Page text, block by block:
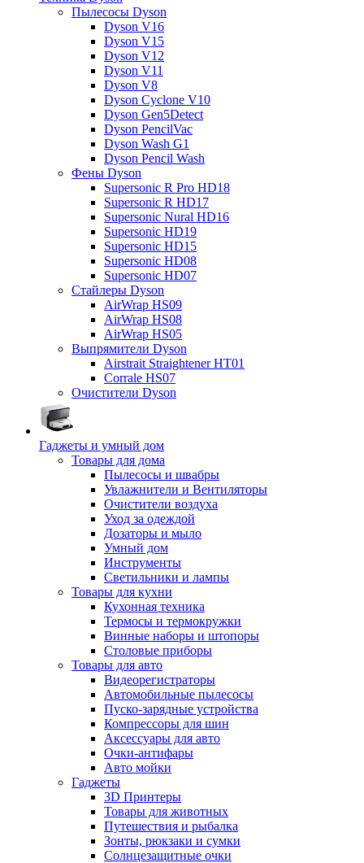
Пылесосы Dyson
Dyson V16
Dyson V15
Dyson V12
Dyson V11
Dyson V8
Dyson Cyclone V10
Dyson Gen5Detect
Dyson PencilVac
Dyson Wash G1
Dyson Pencil Wash
Фены Dyson
Supersonic R Pro HD18
Supersonic R HD17
Supersonic Nural HD16
Supersonic HD19
Supersonic HD15
Supersonic HD08
Supersonic HD07
Стайлеры Dyson
AirWrap HS09
AirWrap HS08
AirWrap HS05
Выпрямители Dyson
Airstrait Straightener HT01
Corrale HS07
Очистители Dyson
Гаджеты и умный дом
Товары для дома
Пылесосы и швабры
Увлажнители и Вентиляторы
Очистители воздуха
Уход за одеждой
Дозаторы и мыло
Умный дом
Инструменты
Светильники и лампы
Товары для кухни
Кухонная техника
Термосы и термокружки
Винные наборы и штопоры
Столовые приборы
Товары для авто
Видеорегистраторы
Автомобильные пылесосы
Пуско-зарядные устройства
Компрессоры для шин
Аксессуары для авто
Очки-антифары
Авто мойки
Гаджеты
3D Принтеры
Товары для животных
Путешествия и рыбалка
Зонты, рюкзаки и сумки
Солнцезащитные очки